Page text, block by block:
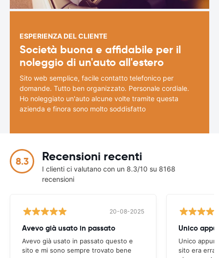
ESPERIENZA DEL CLIENTE
Società buona e affidabile per il
noleggio di un'auto all'estero
Sito web semplice, facile contatto telefonico per
domande. Tutto ben organizzato. Personale cordiale.
Ho noleggiato un'auto alcune volte tramite questa
azienda e finora sono molto soddisfatto
8.3 Recensioni recenti
I clienti ci valutano con un 8.3/10 su 8168
recensioni
20-08-2025
Avevo già usato in passato
Avevo già usato in passato questo e
sito e mi sono sempre trovato bene
Unico
sito era